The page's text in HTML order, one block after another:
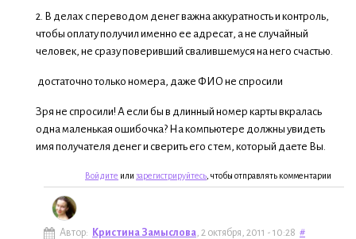
2. В делах с переводом денег важна аккуратность и контроль,
чтобы оплату получил именно ее адресат, а не случайный
человек, не сразу поверивший свалившемуся на него счастью.
достаточно только номера, даже ФИО не спросили
Зря не спросили! А если бы в длинный номер карты вкралась
одна маленькая ошибочка? На компьютере должны увидеть
имя получателя денег и сверить его с тем, который даете Вы.
Войдите или зарегистрируйтесь , чтобы отправлять комментарии
Автор: Кристина Замыслова, 2 октября, 2011 - 10:28 #